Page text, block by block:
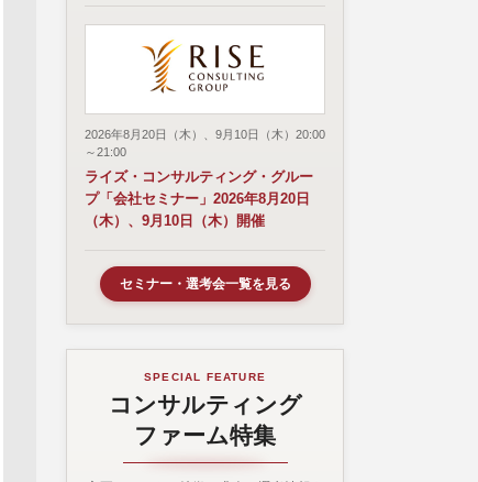
2026年8月20日（木）、9月10日（木）20:00
～21:00
ライズ・コンサルティング・グルー
プ「会社セミナー」2026年8月20日
（木）、9月10日（木）開催
セミナー・選考会一覧を見る
SPECIAL FEATURE
コンサルティング
ファーム特集